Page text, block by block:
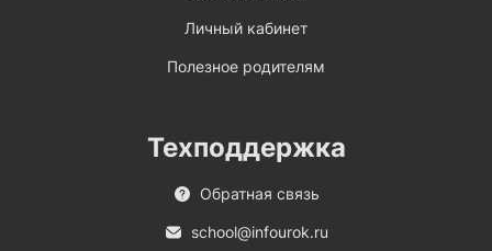
Личный кабинет
Полезное родителям
Техподдержка
Обратная связь
school@infourok.ru